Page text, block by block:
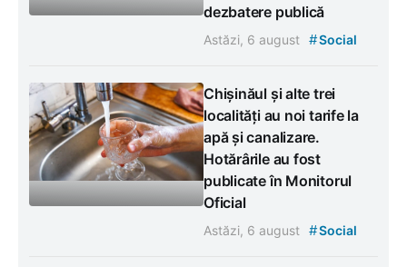
dezbatere publică
Astăzi, 6 august #Social
Chișinăul și alte trei
localități au noi tarife la
apă și canalizare.
Hotărârile au fost
publicate în Monitorul
Oficial
Astăzi, 6 august #Social